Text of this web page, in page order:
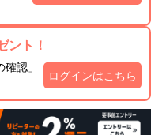
ント！
認」
ログインはこちら